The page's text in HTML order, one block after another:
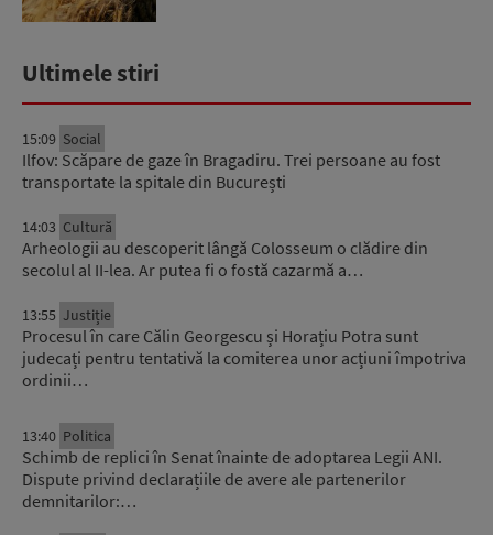
Ultimele stiri
15:09 Social
Ilfov: Scăpare de gaze în Bragadiru. Trei persoane au fost
transportate la spitale din București
14:03 Cultură
Arheologii au descoperit lângă Colosseum o clădire din
secolul al II-lea. Ar putea fi o fostă cazarmă a…
13:55 Justiție
Procesul în care Călin Georgescu și Horațiu Potra sunt
judecați pentru tentativă la comiterea unor acțiuni împotriva
ordinii…
13:40 Politica
Schimb de replici în Senat înainte de adoptarea Legii ANI.
Dispute privind declarațiile de avere ale partenerilor
demnitarilor:…